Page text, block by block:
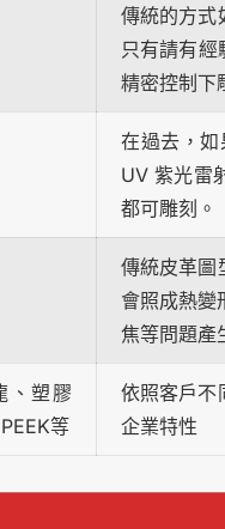
傳統的方式
只有請有
精密控制下
在過去，
UV 紫光雷
都可雕刻。
傳統皮革圖
會照成熱變
焦等問題產
、塑膠
等
依照客戶不
企業特性